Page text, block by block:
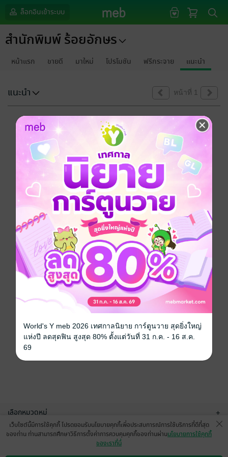
ล็อกอินเข้าระบบ
สำนักพิมพ์ ร้อยอักษร
หน้าแรก ขายดี มาใหม่ โปรโมชัน ฟรีกระจาย แนะนำ
แนะนำ หน้าที่ 1
ขออภัยด้วยนะคะ
ไม่พบข้อมูลในหัวข้อที่คุณกำลังชมค่ะ
เลือกหมวดหมู่ +
บริการช่วยเหลือ
เว็บไซต์นี้มีการใช้คุกกี้ โปรดยอมรับนโยบายคุกกี้เพื่อประสบการณ์การใช้บริการที่ดีที่สุด
ของท่าน ท่านสามารถศึกษาวิธีการตั้งค่าการควบคุมคุกกี้ของท่านผ่านนโยบายการใช้คุกกี้
ของเราที่นี่
World's Y meb 2026 เทศกาลนิยาย การ์ตูนวาย สุดยิ่งใหญ่
แห่งปี ลดสุดฟิน สูงสุด 80% ตั้งแต่วันที่ 31 ก.ค. - 16 ส.ค.
69